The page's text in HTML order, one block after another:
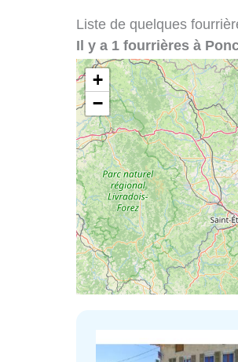
Liste de quelques
Il y a 1 fourrières à
+
−